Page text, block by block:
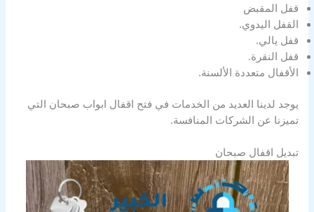
قفل المقبض
القفل اليدوي.
قفل يالي.
قفل النقرة.
الأقفال متعددة الألسنة.
يوجد لدينا العديد من الخدمات في فتح اقفال ابواب صبحان التي
تميزنا عن الشركات المنافسة.
تبديل اقفال صبحان